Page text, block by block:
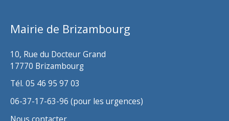
Mairie de Brizambourg
10, Rue du Docteur Grand
17770 Brizambourg
Tél. 05 46 95 97 03
06-37-17-63-96 (pour les urgences)